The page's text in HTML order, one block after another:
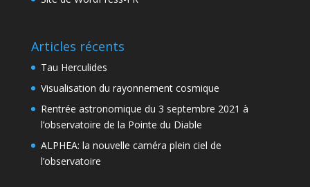
Articles récents
Tau Herculides
Visualisation du rayonnement cosmique
Rentrée astronomique du 3 septembre 2021 à
l’observatoire de la Pointe du Diable
ALPHEA: la nouvelle caméra plein ciel de
l’observatoire